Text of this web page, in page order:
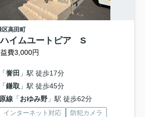
区高田町
ハイムユートピア S
費3,000円
誉田 」駅 徒歩17分
鎌取 」駅 徒歩45分
線「おゆみ野」駅 徒歩62分
インターネット対応
防犯カメラ